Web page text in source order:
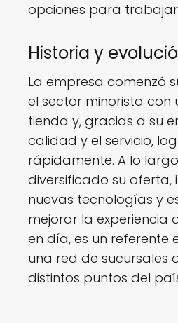
opciones para trabajar
Historia y
La empresa comenzó
el sector minorista con
tienda y, gracias a su
calidad y el servicio,
rápidamente. A lo
diversificado su
nuevas tecnologías y
mejorar la experiencia
en día, es un referente
una red de sucursales
distintos puntos del